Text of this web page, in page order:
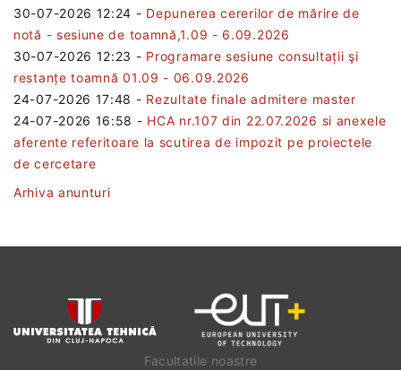
30-07-2026 12:24 - Depunerea cererilor de mărire de
notă - sesiune de toamnă,1.09 - 6.09.2026
30-07-2026 12:23 - Programare sesiune consultații şi
restanțe toamnă 01.09 - 06.09.2026
24-07-2026 17:48 - Rezultate finale admitere master
24-07-2026 16:58 - HCA nr.107 din 22.07.2026 si anexele
aferente referitoare la scutirea de impozit pe proiectele
de cercetare
Arhiva anunturi
Facultatile noastre